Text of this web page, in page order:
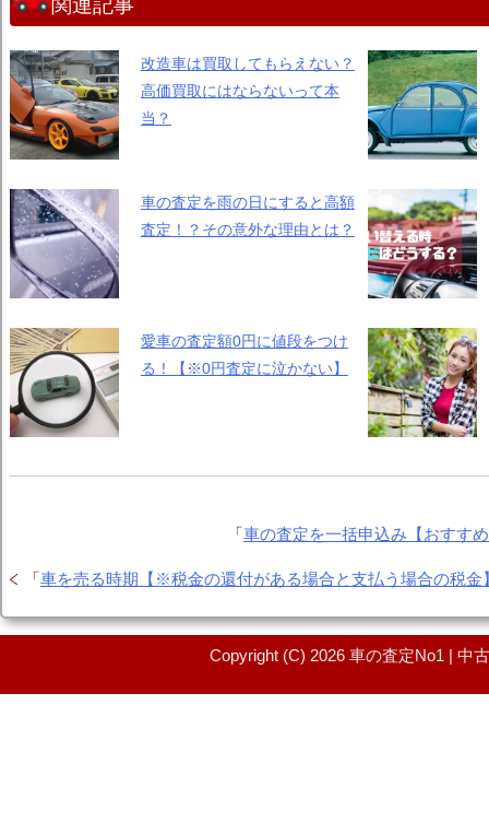
改造車は買取してもらえない？
高価買取にはならないって本
当？
車の査定を雨の日にすると高額
査定！？その意外な理由とは？
愛車の査定額0円に値段をつけ
る！【※0円査定に泣かない】
「車の査定を一括申込み【おすす
「 車を売る時期【※税金の還付がある場合と支払う場合の税金
Copyright (C) 2026 車の査定No1 | 中